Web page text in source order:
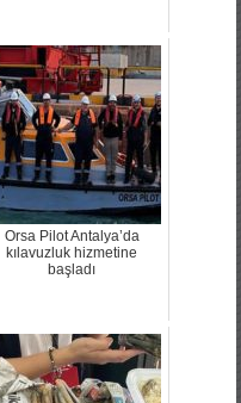
Orsa Pilot Antalya’da
kılavuzluk hizmetine
başladı